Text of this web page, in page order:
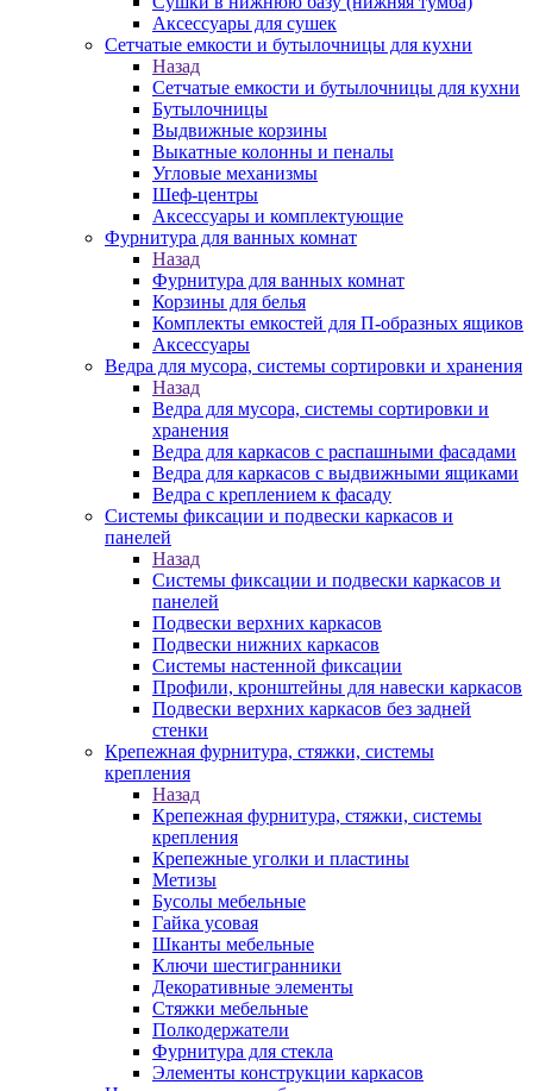
Аксессуары для сушек
Сетчатые емкости и бутылочницы для кухни
Назад
Сетчатые емкости и бутылочницы для кухни
Бутылочницы
Выдвижные корзины
Выкатные колонны и пеналы
Угловые механизмы
Шеф-центры
Аксессуары и комплектующие
Фурнитура для ванных комнат
Назад
Фурнитура для ванных комнат
Корзины для белья
Комплекты емкостей для П-образных ящиков
Аксессуары
Ведра для мусора, системы сортировки и хранения
Назад
Ведра для мусора, системы сортировки и
хранения
Ведра для каркасов с распашными фасадами
Ведра для каркасов с выдвижными ящиками
Ведра с креплением к фасаду
Системы фиксации и подвески каркасов и
панелей
Назад
Системы фиксации и подвески каркасов и
панелей
Подвески верхних каркасов
Подвески нижних каркасов
Системы настенной фиксации
Профили, кронштейны для навески каркасов
Подвески верхних каркасов без задней
стенки
Крепежная фурнитура, стяжки, системы
крепления
Назад
Крепежная фурнитура, стяжки, системы
крепления
Крепежные уголки и пластины
Метизы
Бусолы мебельные
Гайка усовая
Шканты мебельные
Ключи шестигранники
Декоративные элементы
Стяжки мебельные
Полкодержатели
Фурнитура для стекла
Элементы конструкции каркасов